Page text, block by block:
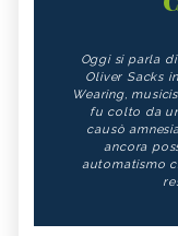
Oggi si parla
Oliver Sacks
Wearing,
fu colto da
causò
ancora
automatismo